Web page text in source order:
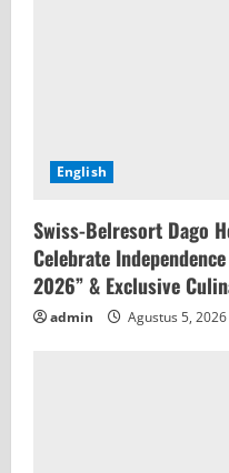
English
Swiss-Belresort Dago
Celebrate
2026” & Exclusive
admin Agustus 5, 2026